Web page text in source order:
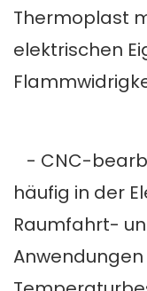
Thermoplast
elektrischen
- CNC-
häufig in der
Raumfahrt-